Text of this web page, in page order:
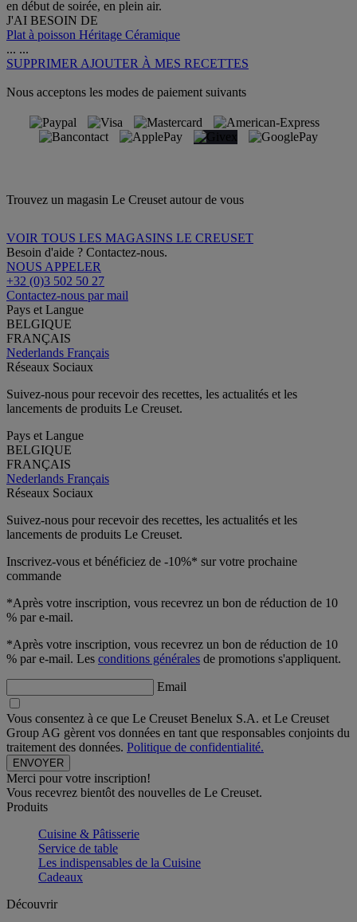
en début de soirée, en plein air.
J'AI BESOIN DE
Plat à poisson Héritage Céramique
... ...
SUPPRIMER AJOUTER À MES RECETTES
Nous acceptons les modes de paiement suivants
Trouvez un magasin Le Creuset autour de vous
VOIR TOUS LES MAGASINS LE CREUSET
Besoin d'aide ? Contactez-nous.
NOUS APPELER
+32 (0)3 502 50 27
Contactez-nous par mail
Pays et Langue
BELGIQUE
FRANÇAIS
Nederlands Français
Réseaux Sociaux
Suivez-nous pour recevoir des recettes, les actualités et les
lancements de produits Le Creuset.
Pays et Langue
BELGIQUE
FRANÇAIS
Nederlands Français
Réseaux Sociaux
Suivez-nous pour recevoir des recettes, les actualités et les
lancements de produits Le Creuset.
Inscrivez-vous et bénéficiez de -10%* sur votre prochaine
commande
*Après votre inscription, vous recevrez un bon de réduction de 10
% par e-mail.
*Après votre inscription, vous recevrez un bon de réduction de 10
% par e-mail. Les conditions générales de promotions s'appliquent.
Email
Vous consentez à ce que Le Creuset Benelux S.A. et Le Creuset
Group AG gèrent vos données en tant que responsables conjoints du
traitement des données. Politique de confidentialité.
Merci pour votre inscription!
Vous recevrez bientôt des nouvelles de Le Creuset.
Produits
Cuisine & Pâtisserie
Service de table
Les indispensables de la Cuisine
Cadeaux
Découvrir